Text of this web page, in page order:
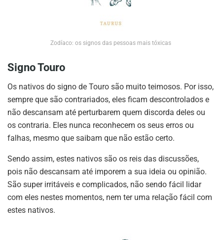
Zodíaco: os signos das pessoas mais tóxicas
Signo Touro
Os nativos do signo de Touro são muito teimosos. Por isso,
sempre que são contrariados, eles ficam descontrolados e
não descansam até perturbarem quem discorda deles ou
os contraria. Eles nunca reconhecem os seus erros ou
falhas, mesmo que saibam que não estão certo.
Sendo assim, estes nativos são os reis das discussões,
pois não descansam até imporem a sua ideia ou opinião.
São super irritáveis e complicados, não sendo fácil lidar
com eles nestes momentos, nem ter uma relação fácil com
estes nativos.